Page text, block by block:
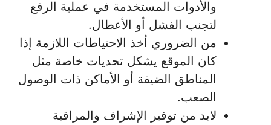
والأدوات المستخدمة في عملية الرفع
لتجنب الفشل أو الأعطال.
من الضروري أخذ الاحتياطات اللازمة إذا
كان الموقع يشكل تحديات خاصة مثل
المناطق الضيقة أو الأماكن ذات الوصول
الصعب.
لابد من توفير الإشراف والمراقبة